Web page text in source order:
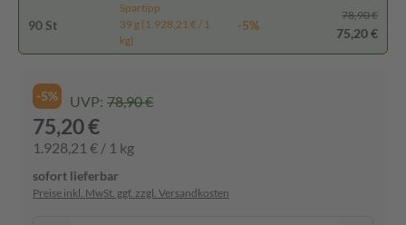
90 St
Spartipp
39 g (1.928,21 € / 1
kg)
-5%
78,90 €
75,20 €
-5% UVP: 78,90 €
75,20 €
1.928,21 € / 1 kg
sofort lieferbar
Preise inkl. MwSt. ggf. zzgl. Versandkosten